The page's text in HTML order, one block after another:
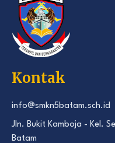
Kontak
info@smkn5batam.sch.id
Jln. Bukit Kamboja - Kel.
Batam